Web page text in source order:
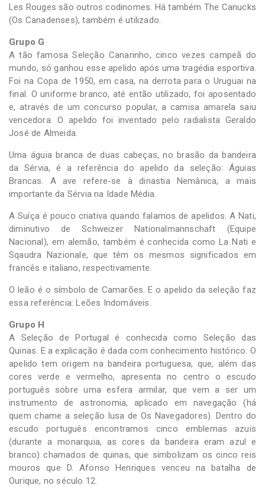
Les Rouges são outros codinomes. Há também The Canucks
(Os Canadenses), também é utilizado.
Grupo G
A tão famosa Seleção Canarinho, cinco vezes campeã do
mundo, só ganhou esse apelido após uma tragédia esportiva.
Foi na Copa de 1950, em casa, na derrota para o Uruguai na
final. O uniforme branco, até então utilizado, foi aposentado
e, através de um concurso popular, a camisa amarela saiu
vencedora. O apelido foi inventado pelo radialista Geraldo
José de Almeida.
Uma águia branca de duas cabeças, no brasão da bandeira
da Sérvia, é a referência do apelido da seleção: Águias
Brancas. A ave refere-se à dinastia Nemânica, a mais
importante da Sérvia na Idade Média.
A Suíça é pouco criativa quando falamos de apelidos. A Nati,
diminutivo de Schweizer Nationalmannschaft (Equipe
Nacional), em alemão, também é conhecida como La Nati e
Sqaudra Nazionale, que têm os mesmos significados em
francês e italiano, respectivamente.
O leão é o símbolo de Camarões. E o apelido da seleção faz
essa referência: Leões Indomáveis.
Grupo H
A Seleção de Portugal é conhecida como Seleção das
Quinas. E a explicação é dada com conhecimento histórico. O
apelido tem origem na bandeira portuguesa, que, além das
cores verde e vermelho, apresenta no centro o escudo
português sobre uma esfera armilar, que vem a ser um
instrumento de astronomia, aplicado em navegação (há
quem chame a seleção lusa de Os Navegadores). Dentro do
escudo português encontramos cinco emblemas azuis
(durante a monarquia, as cores da bandeira eram azul e
branco) chamados de quinas, que simbolizam os cinco reis
mouros que D. Afonso Henriques venceu na batalha de
Ourique, no século 12.